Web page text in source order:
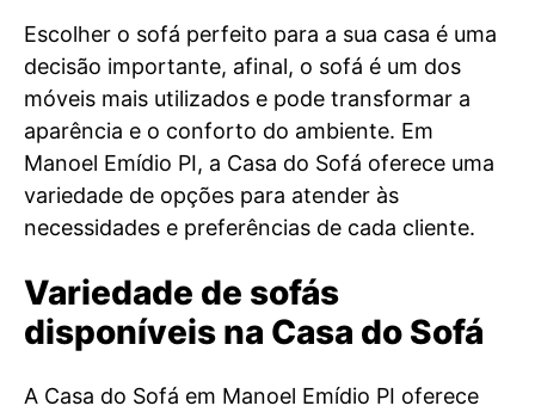
Escolher o sofá perfeito para a sua casa é uma
decisão importante, afinal, o sofá é um dos
móveis mais utilizados e pode transformar a
aparência e o conforto do ambiente. Em
Manoel Emídio PI, a Casa do Sofá oferece uma
variedade de opções para atender às
necessidades e preferências de cada cliente.
Variedade de sofás
disponíveis na Casa do Sofá
A Casa do Sofá em Manoel Emídio PI oferece